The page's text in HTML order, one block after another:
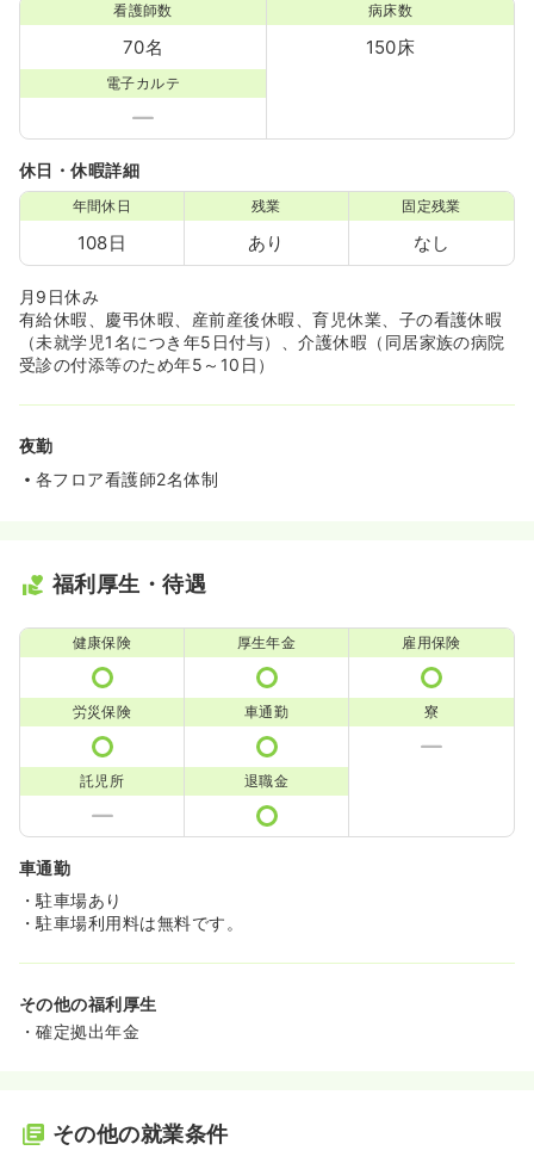
看護師数
70名
病床数
150床
電子カルテ
休日・休暇詳細
年間休日
108日
残業
あり
固定残業
なし
月9日休み
有給休暇、慶弔休暇、産前産後休暇、育児休業、子の看護休暇
（未就学児1名につき年5日付与）、介護休暇（同居家族の病院
受診の付添等のため年5～10日）
夜勤
各フロア看護師2名体制
福利厚生・待遇
健康保険 厚生年金 雇用保険
労災保険 車通勤 寮
託児所 退職金
車通勤
・駐車場あり
・駐車場利用料は無料です。
その他の福利厚生
・確定拠出年金
その他の就業条件